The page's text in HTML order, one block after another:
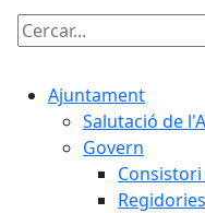
Cercar:
Ajuntament
Salutació de
Govern
Regidories